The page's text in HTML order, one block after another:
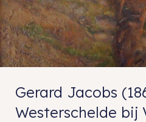
Gerard Jacobs
Westerschelde bij